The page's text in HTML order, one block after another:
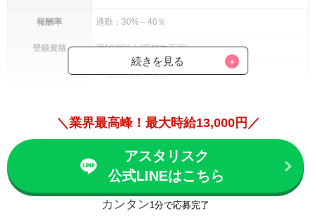
報酬率 通勤：30%～40％
登録資格 満18歳以上(高校生不可)
・報酬率30〜40％
・日払い可能
・ボーナス最大50,000円支給
・女性スタッフのみで運営
・フリードリンク・フードあり
・友達紹介ボーナスあり
・身バレ対策あり
続きを見る
＼業界最高峰！最大時給13,000円／
アスタリスク
公式LINEはこちら
カンタン1分で応募完了